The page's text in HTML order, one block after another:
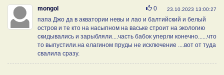
mongol 23.10.2023 13:00:27
Нравится
0
папа Джо да в акватории невы и лао и балтийский и белый
остров и те кто на насыпном на ваське строит на экологию
скидывались и зарыбляли....часть бабок уперли конечно......что
то выпустили.на елагином пруды не исключение ....вот от туда
свалила сразу.